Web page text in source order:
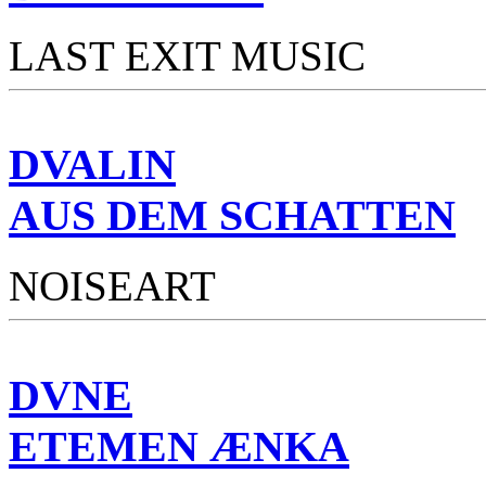
LAST EXIT MUSIC
DVALIN
AUS DEM SCHATTEN
NOISEART
DVNE
ETEMEN ÆNKA